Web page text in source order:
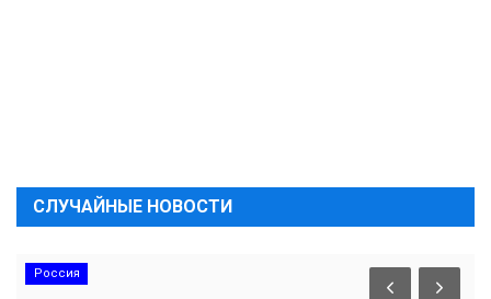
СЛУЧАЙНЫЕ НОВОСТИ
Россия